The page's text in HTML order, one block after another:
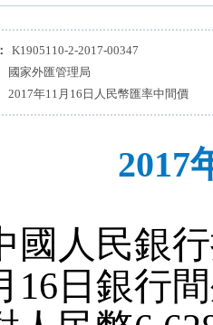
K1905110-2-2017-00347
國家外匯管理局
2017年11月16日人民幣匯率中間價
2017
國人民銀
16 日銀行